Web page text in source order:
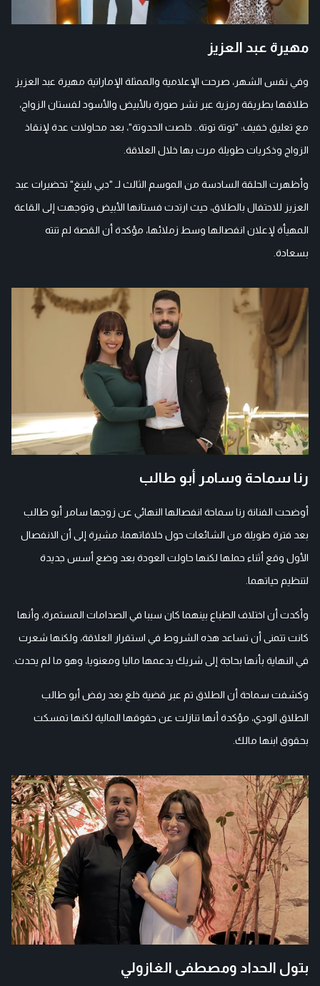
مهيرة عبد العزيز
وفي نفس الشهر، صرحت الإعلامية والممثلة الإماراتية مهيرة عبد العزيز
طلاقها بطريقة رمزية عبر نشر صورة بالأبيض والأسود لفستان الزواج،
مع تعليق خفيف: "توتة توتة.. خلصت الحدوتة"، بعد محاولات عدة لإنقاذ
الزواج وذكريات طويلة مرت بها خلال العلاقة.
وأظهرت الحلقة السادسة من الموسم الثالث لـ "دبي بلينغ" تحضيرات عبد
العزيز للاحتفال بالطلاق، حيث ارتدت فستانها الأبيض وتوجهت إلى القاعة
المهيأة لإعلان انفصالها وسط زملائها، مؤكدة أن القصة لم تنته
بسعادة.
رنا سماحة وسامر أبو طالب
أوضحت الفنانة رنا سماحة انفصالها النهائي عن زوجها سامر أبو طالب
بعد فترة طويلة من الشائعات حول خلافاتهما، مشيرة إلى أن الانفصال
الأول وقع أثناء حملها لكنها حاولت العودة بعد وضع أسس جديدة
لتنظيم حياتهما.
وأكدت أن اختلاف الطباع بينهما كان سببا في الصدامات المستمرة، وأنها
كانت تتمنى أن تساعد هذه الشروط في استقرار العلاقة، ولكنها شعرت
في النهاية بأنها بحاجة إلى شريك يدعمها ماليا ومعنويا، وهو ما لم يحدث.
وكشفت سماحة أن الطلاق تم عبر قضية خلع بعد رفض أبو طالب
الطلاق الودي، مؤكدة أنها تنازلت عن حقوقها المالية لكنها تمسكت
بحقوق ابنها مالك.
بتول الحداد ومصطفى الغازولي